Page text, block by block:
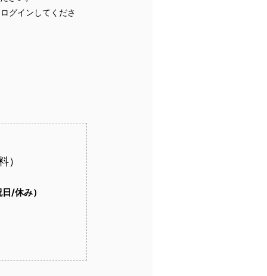
グインしてくださ
）
/休み）